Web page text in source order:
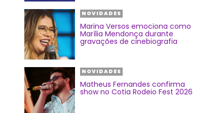
NOVIDADES
Marina Versos emociona como
Marília Mendonça durante
gravações de cinebiografia
NOVIDADES
Matheus Fernandes confirma
show no Cotia Rodeio Fest 2026